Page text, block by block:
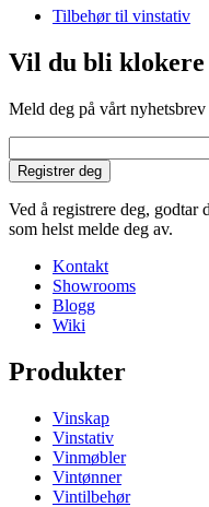
Generell
Levering Umontert
PlasseringGulv
Finish Furu
Modulærtrue
Dimensjoner (BxHxD cm)
Høyde (cm)10
Bredde (cm)60
Vekt (kg)
Tilbehør til vinstativ
Vil du bli klokere
Meld deg på vårt
Registrer deg
Ved å registrere deg,
som helst melde deg av.
Kontakt
Showrooms
Blogg
Wiki
Produkter
Vinskap
Vinstativ
Vinmøbler
Vintønner
Vintilbehør